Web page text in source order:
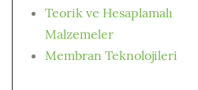
Teorik ve Hesaplamalı
Malzemeler
Membran Teknolojileri